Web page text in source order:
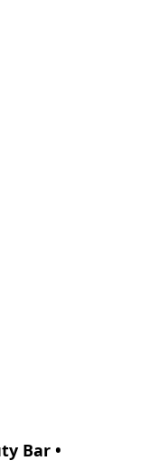
Bar •